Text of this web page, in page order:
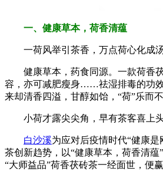
一、健康草本，荷香清蕴
一荷风举引茶香，万点荷心化成汤
健康草本，药食同源。一款荷香
容，亦可减肥瘦身……祛湿排毒的功
来却清香四溢，甘醇如饴，“荷”乐而不
小荷才露尖尖角，早有茶客喜上头
白沙溪为应对后疫情时代“健康
茶创新趋势，以“健康草本，荷香清蕴
“大师益品”荷香茯砖茶一经面世，便